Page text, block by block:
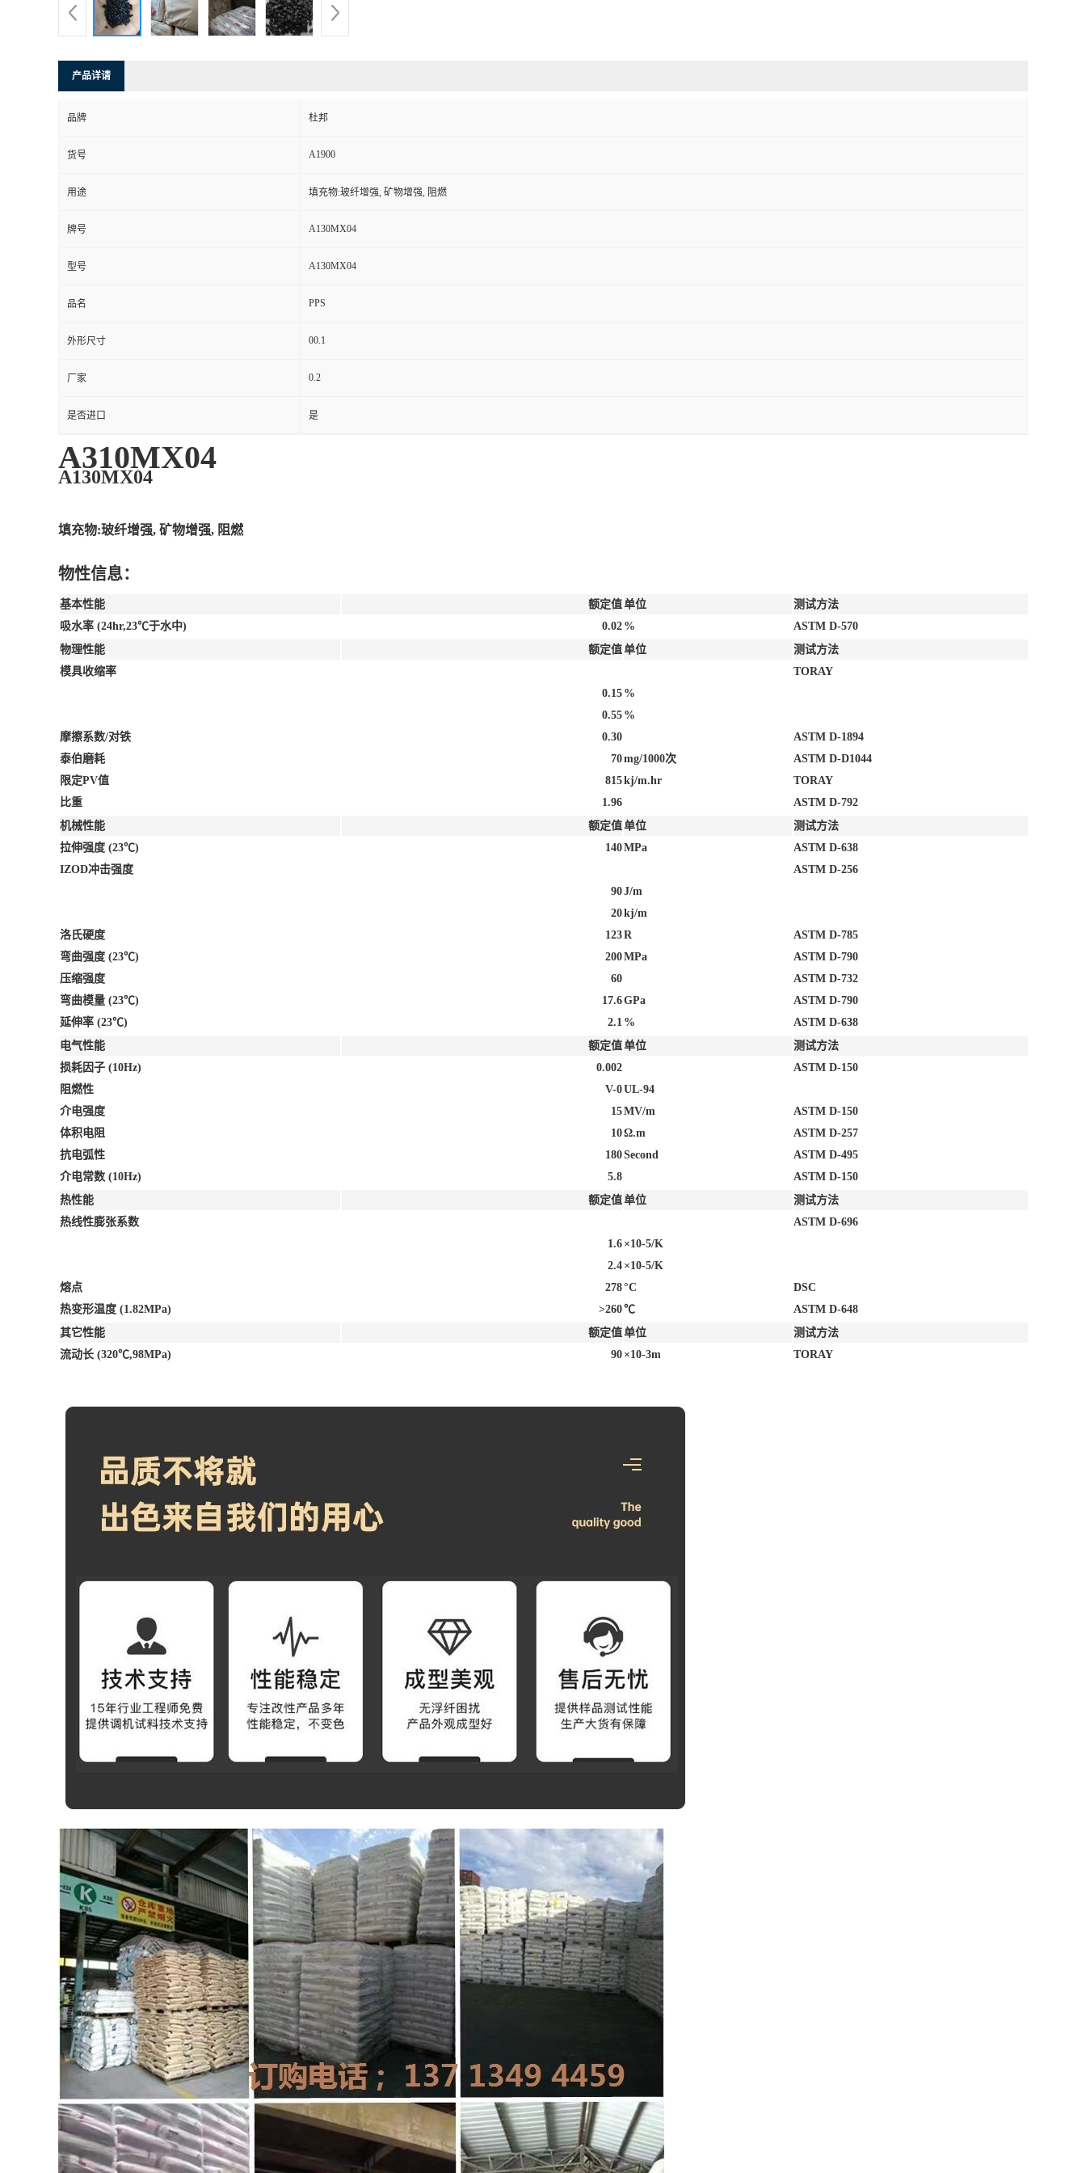
产品详请
品牌 杜邦
货号 A1900
用途 填充物:玻纤增强, 矿物增强, 阻燃
牌号 A130MX04
型号 A130MX04
品名 PPS
外形尺寸 00.1
厂家 0.2
是否进口 是
A310MX04
A130MX04
填充物:玻纤增强, 矿物增强, 阻燃
物性信息：
基本性能 额定值单位
测试方法
吸水率 (24hr,23℃于水中)
0.02 %
ASTM D-570
物理性能
额定值单位
测试方法
模具收缩率
TORAY
0.15 %
0.55 %
摩擦系数/对铁
0.30
ASTM D-1894
泰伯磨耗
70mg/1000次
ASTM D-D1044
限定PV值
815kj/m.hr
TORAY
比重
1.96
ASTM D-792
机械性能
额定值单位
测试方法
拉伸强度 (23℃)
140MPa
ASTM D-638
IZOD冲击强度
ASTM D-256
90J/m
20kj/m
洛氏硬度
123R
ASTM D-785
弯曲强度 (23℃)
200MPa
ASTM D-790
压缩强度
60
ASTM D-732
弯曲模量 (23℃)
17.6GPa
ASTM D-790
延伸率 (23℃)
2.1 %
ASTM D-638
电气性能
额定值单位
测试方法
损耗因子 (10Hz)
0.002
ASTM D-150
阻燃性
V-0UL-94
介电强度
15MV/m
ASTM D-150
体积电阻
10Ω.m
ASTM D-257
抗电弧性
180Second
ASTM D-495
介电常数 (10Hz)
5.8
ASTM D-150
热性能
额定值单位
测试方法
热线性膨张系数
ASTM D-696
1.6 ×10-5/K
2.4 ×10-5/K
熔点
278°C
DSC
热变形温度 (1.82MPa)
>260℃
ASTM D-648
其它性能
额定值单位
测试方法
流动长 (320℃,98MPa)
90 ×10-3m TORAY